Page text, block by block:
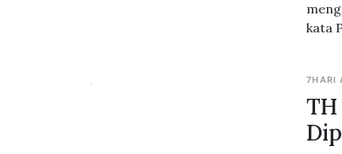
kata
7HARI